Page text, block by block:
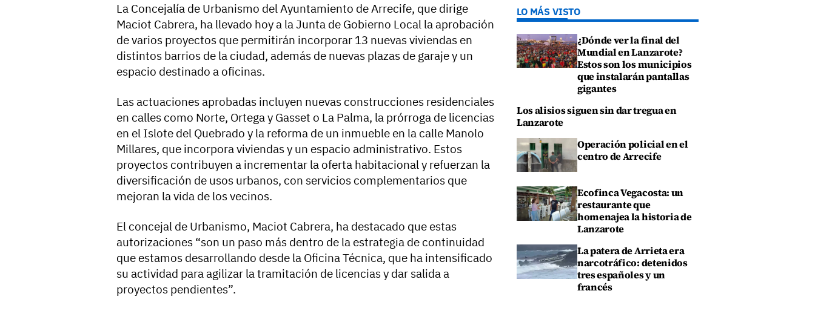
La Concejalía de Urbanismo del Ayuntamiento de Arrecife, que dirige
Maciot Cabrera, ha llevado hoy a la Junta de Gobierno Local la aprobación
de varios proyectos que permitirán incorporar 13 nuevas viviendas en
distintos barrios de la ciudad, además de nuevas plazas de garaje y un
espacio destinado a oficinas.
Las actuaciones aprobadas incluyen nuevas construcciones residenciales
en calles como Norte, Ortega y Gasset o La Palma, la prórroga de licencias
en el Islote del Quebrado y la reforma de un inmueble en la calle Manolo
Millares, que incorpora viviendas y un espacio administrativo. Estos
proyectos contribuyen a incrementar la oferta habitacional y refuerzan la
diversificación de usos urbanos, con servicios complementarios que
mejoran la vida de los vecinos.
El concejal de Urbanismo, Maciot Cabrera, ha destacado que estas
autorizaciones “son un paso más dentro de la estrategia de continuidad
que estamos desarrollando desde la Oficina Técnica, que ha intensificado
su actividad para agilizar la tramitación de licencias y dar salida a
proyectos pendientes”.
LO MÁS VISTO
¿Dónde ver la final del
Mundial en Lanzarote?
Estos son los municipios
que instalarán pantallas
gigantes
Los alisios siguen sin dar tregua en
Lanzarote
Operación policial en el
centro de Arrecife
Ecofinca Vegacosta: un
restaurante que
homenajea la historia de
Lanzarote
La patera de Arrieta era
narcotráfico: detenidos
tres españoles y un
francés